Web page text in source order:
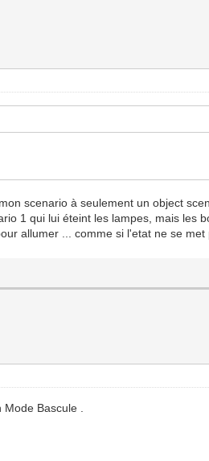
scenario à seulement un object
1 qui lui éteint les lampes, mais les
allumer ... comme si l'etat ne se met
Bascule .